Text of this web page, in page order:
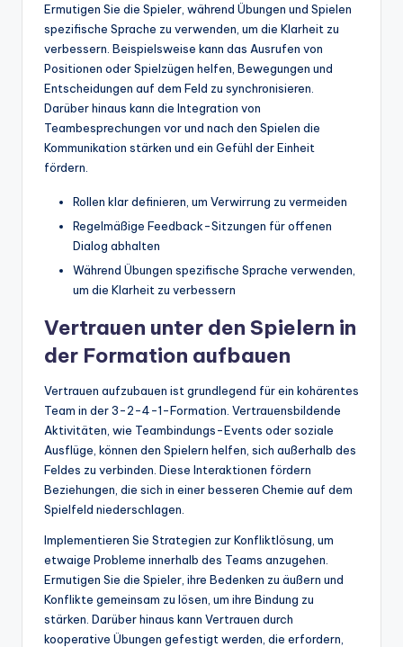
Ermutigen Sie die Spieler, während Übungen und Spielen
spezifische Sprache zu verwenden, um die Klarheit zu
verbessern. Beispielsweise kann das Ausrufen von
Positionen oder Spielzügen helfen, Bewegungen und
Entscheidungen auf dem Feld zu synchronisieren.
Darüber hinaus kann die Integration von
Teambesprechungen vor und nach den Spielen die
Kommunikation stärken und ein Gefühl der Einheit
fördern.
Rollen klar definieren, um Verwirrung zu vermeiden
Regelmäßige Feedback-Sitzungen für offenen
Dialog abhalten
Während Übungen spezifische Sprache verwenden,
um die Klarheit zu verbessern
Vertrauen unter den Spielern in
der Formation aufbauen
Vertrauen aufzubauen ist grundlegend für ein kohärentes
Team in der 3-2-4-1-Formation. Vertrauensbildende
Aktivitäten, wie Teambindungs-Events oder soziale
Ausflüge, können den Spielern helfen, sich außerhalb des
Feldes zu verbinden. Diese Interaktionen fördern
Beziehungen, die sich in einer besseren Chemie auf dem
Spielfeld niederschlagen.
Implementieren Sie Strategien zur Konfliktlösung, um
etwaige Probleme innerhalb des Teams anzugehen.
Ermutigen Sie die Spieler, ihre Bedenken zu äußern und
Konflikte gemeinsam zu lösen, um ihre Bindung zu
stärken. Darüber hinaus kann Vertrauen durch
kooperative Übungen gefestigt werden, die erfordern,